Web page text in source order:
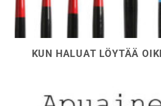
KUN HALUAT LÖYTÄÄ